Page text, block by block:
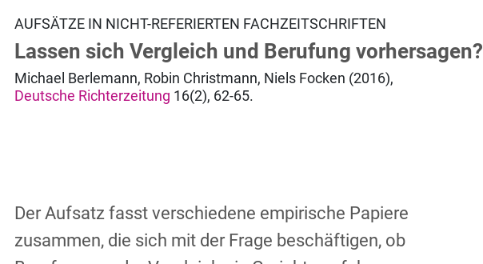
AUFSÄTZE IN NICHT-REFERIERTEN FACHZEITSCHRIFTEN
Lassen sich Vergleich und Berufung vorhersagen?
Michael Berlemann, Robin Christmann, Niels Focken (2016),
Deutsche Richterzeitung 16(2), 62-65.
Der Aufsatz fasst verschiedene empirische Papiere
zusammen, die sich mit der Frage beschäftigen, ob